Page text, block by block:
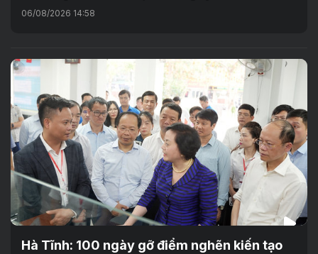
06/08/2026 14:58
Hà Tĩnh: 100 ngày gỡ điểm nghẽn kiến tạo